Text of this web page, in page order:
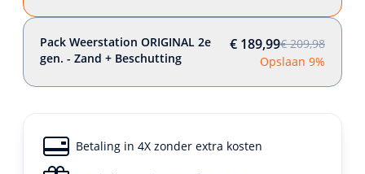
Pack Weerstation ORIGINAL 2e
gen. - Zand + Beschutting
€ 189,99€ 209,98
Opslaan 9%
Betaling in 4X zonder extra kosten